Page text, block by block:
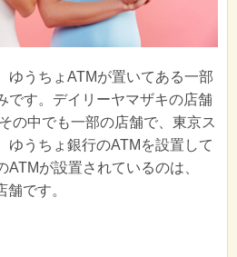
ゆうちょATMが置いてある一部
です。デイリーヤマザキの店舗
の中でも一部の店舗で、東京ス
ゆうちょ銀行のATMを設置して
が設置されているのは、
です。